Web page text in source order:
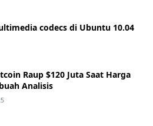
codecs di Ubuntu 10.04
Raup $120 Juta Saat Harga
Analisis